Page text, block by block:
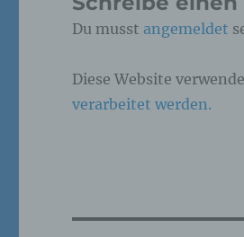
Du musst angemeldet
Diese Website
verarbeitet werden.